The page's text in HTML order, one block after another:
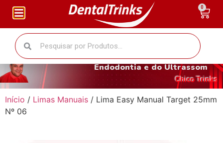
O fantástico mundo da
Endodontia e do Ultrassom
Chico Trinks
Início / Limas Manuais / Lima Easy Manual Target 25mm
Nº 06
0